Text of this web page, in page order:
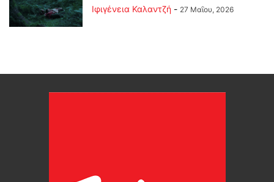
Ιφιγένεια Καλαντζή - 27 Μαΐου, 2026